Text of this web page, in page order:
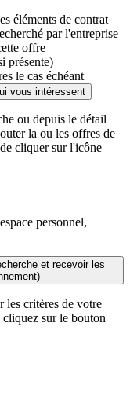
éléments de contrat
par l'entreprise
offre
présente)
le cas échéant
vous intéressent
ou depuis le détail
la ou les offres de
cliquer sur l'icône
personnel,
et recevoir les
les critères de votre
sur le bouton